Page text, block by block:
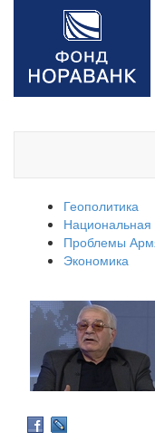
Геополитика
Национальная
Проблемы
Экономика